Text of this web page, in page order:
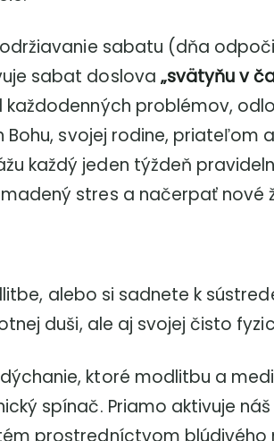
sabatu (dňa
sabat doslova „svätyňu v
problémov,
Bohu, svojej rodine, priateľom
každý jeden týždeň
stres a načerpať nové
alebo si sadnete k
duši, ale aj svojej čisto
ktoré modlitbu a
spínač. Priamo aktivuje
prostredníctvom blúdivého